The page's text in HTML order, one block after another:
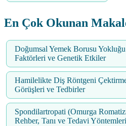
En Çok Okunan
Doğumsal Yemek Borusu
Faktörleri ve Genetik Etkiler
Hamilelikte Diş Röntgeni
Görüşleri ve Tedbirler
Spondilartropati (Omurga
Rehber, Tanı ve Tedavi Yöntemleri